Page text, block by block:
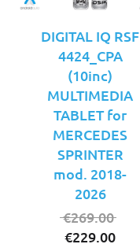
DIGITAL IQ RSF
4424_CPA
(10inc)
MULTIMEDIA
TABLET for
MERCEDES
SPRINTER
mod. 2018-
2026
€269.00
€229.00